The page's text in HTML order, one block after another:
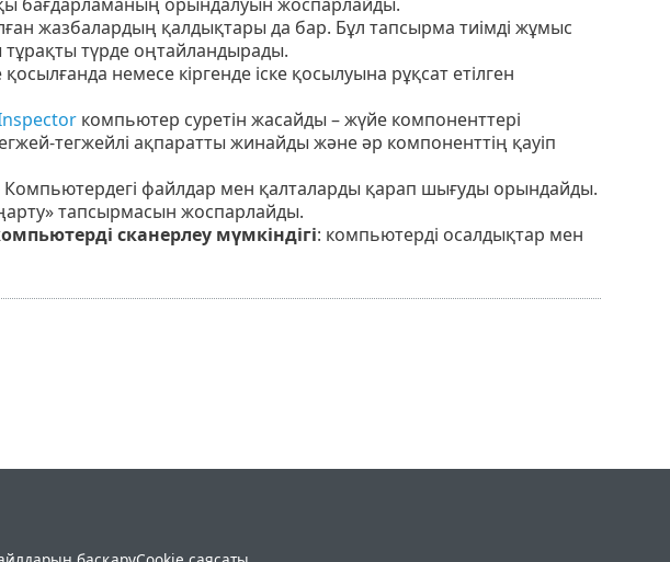
жазбалардың қалдықтары да бар. Бұл тапсырма тиімді жұмыс
түрде оңтайландырады.
немесе кіргенде іске қосылуына рұқсат етілген
компьютер суретін жасайды – жүйе компоненттері
тегжейлі ақпаратты жинайды және әр компоненттің қауіп
файлдар мен қалталарды қарап шығуды орындайды.
тапсырмасын жоспарлайды.
сканерлеу мүмкіндігі: компьютерді осалдықтар мен